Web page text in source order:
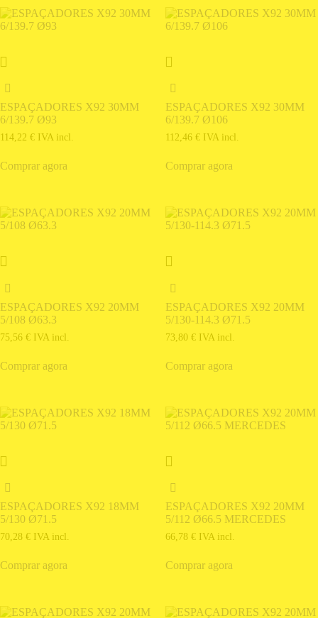
ESPAÇADORES X92 30MM
6/139.7 Ø93
114,22 € IVA incl.
Comprar agora
ESPAÇADORES X92 30MM
6/139.7 Ø106
112,46 € IVA incl.
Comprar agora
ESPAÇADORES X92 20MM
5/108 Ø63.3
75,56 € IVA incl.
Comprar agora
ESPAÇADORES X92 20MM
5/130-114.3 Ø71.5
73,80 € IVA incl.
Comprar agora
ESPAÇADORES X92 18MM
5/130 Ø71.5
70,28 € IVA incl.
Comprar agora
ESPAÇADORES X92 20MM
5/112 Ø66.5 MERCEDES
66,78 € IVA incl.
Comprar agora